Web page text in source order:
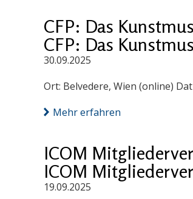
CFP: Das
CFP: Das
30.09.2025
Ort: Belvedere, Wien (online)
Mehr erfahren
ICOM
ICOM
19.09.2025